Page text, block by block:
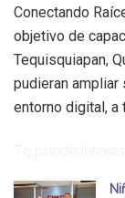
Conectando
objetivo de
Tequisquiapan,
pudieran
entorno digital,
Te puede